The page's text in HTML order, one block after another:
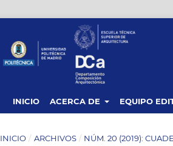
INICIO ACERCA DE EQUIPO
INICIO / ARCHIVOS / NÚM. 20 (2019):